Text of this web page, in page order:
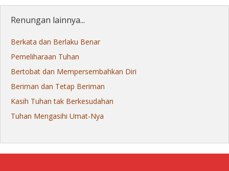
Renungan lainnya...
Berkata dan Berlaku Benar
Pemeliharaan Tuhan
Bertobat dan Mempersembahkan Diri
Beriman dan Tetap Beriman
Kasih Tuhan tak Berkesudahan
Tuhan Mengasihi Umat-Nya